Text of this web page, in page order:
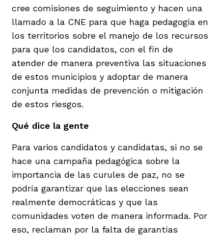
cree comisiones de seguimiento y hacen una
llamado a la CNE para que haga pedagogía en
los territorios sobre el manejo de los recursos
para que los candidatos, con el fin de
atender de manera preventiva las situaciones
de estos municipios y adoptar de manera
conjunta medidas de prevención o mitigación
de estos riesgos.
Qué dice la gente
Para varios candidatos y candidatas, si no se
hace una campaña pedagógica sobre la
importancia de las curules de paz, no se
podría garantizar que las elecciones sean
realmente democráticas y que las
comunidades voten de manera informada. Por
eso, reclaman por la falta de garantías